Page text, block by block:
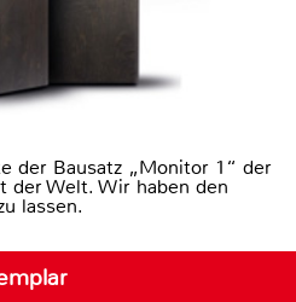
der Bausatz „Monitor 1“ der
der Welt. Wir haben den
lassen.